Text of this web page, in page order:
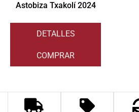
Astobiza Txakolí 2024
DETALLES
COMPRAR